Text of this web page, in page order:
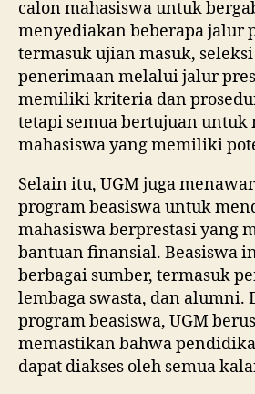
calon mahasiswa untuk
menyediakan beberapa jalur
termasuk ujian masuk,
penerimaan melalui jalur
memiliki kriteria dan
tetapi semua bertujuan
mahasiswa yang memiliki
Selain itu, UGM juga
program beasiswa untuk
mahasiswa berprestasi yang
bantuan finansial. Beasiswa
berbagai sumber, termasuk
lembaga swasta, dan alumni.
program beasiswa, UGM
memastikan bahwa
dapat diakses oleh semua